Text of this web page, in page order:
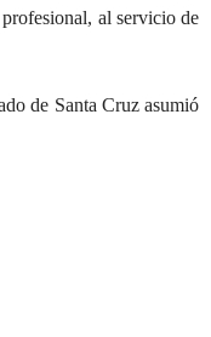
al servicio de
de Santa Cruz asumió